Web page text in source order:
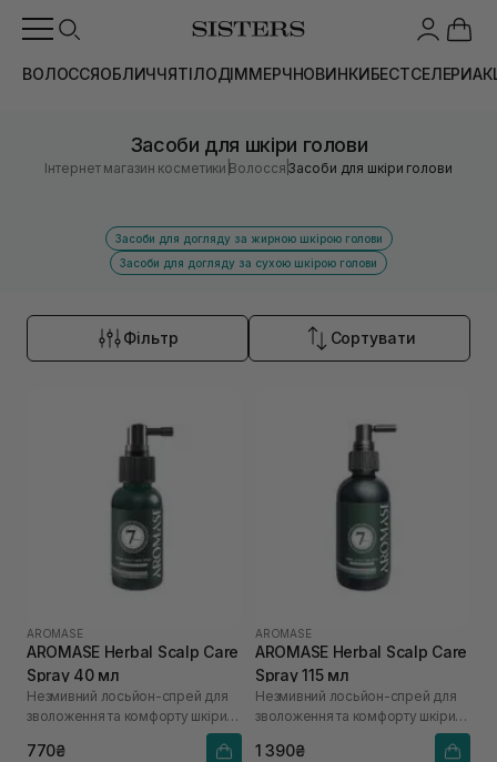
ВОЛОССЯОБЛИЧЧЯТІЛОДІММЕРЧНОВИНКИБЕСТСЕЛЕРИ
Засоби для шкіри голови
Інтернет магазин косметики |Волосся |Засоби для шкіри голови
Засоби для догляду за жирною шкірою голови
Засоби для догляду за сухою шкірою голови
Фільтр Сортувати
AROMASE
AROMASE Herbal Scalp Care
Spray 40 мл
Незмивний лосьйон-спрей для
зволоження та комфорту шкіри
770₴
AROMASE
AROMASE Herbal Scalp Care
Spray 115 мл
Незмивний лосьйон-спрей для
зволоження та комфорту шкіри
1 390₴